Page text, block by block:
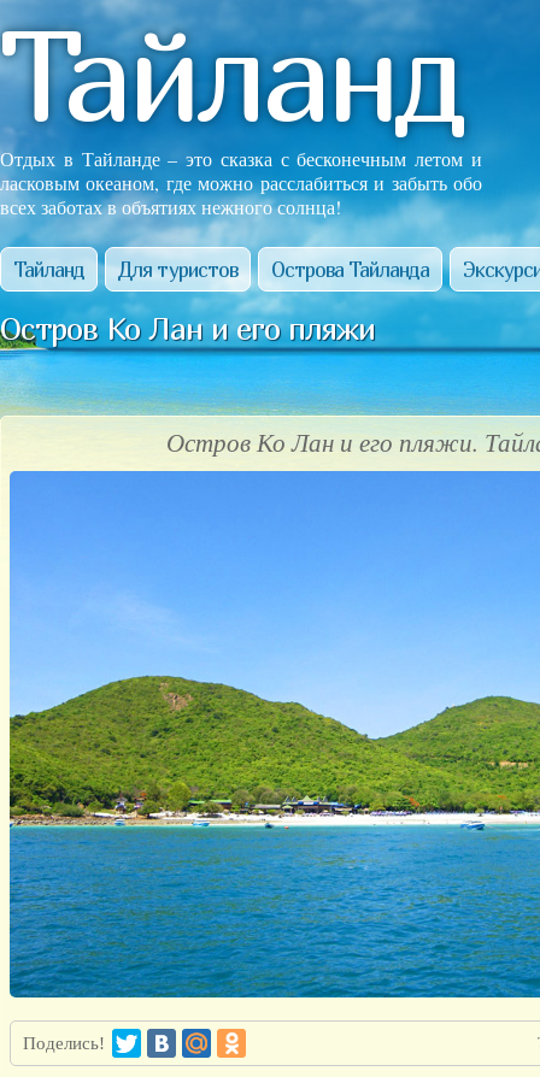
Тайланд
Отдых в Тайланде – это сказка с бесконечным летом и
ласковым океаном, где можно расслабиться и забыть обо
всех заботах в объятиях нежного солнца!
Тайланд Для туристов Острова Тайланда
Остров Ко Лан и его пляжи
Остров Ко Лан и его пляжи.
Поделись!